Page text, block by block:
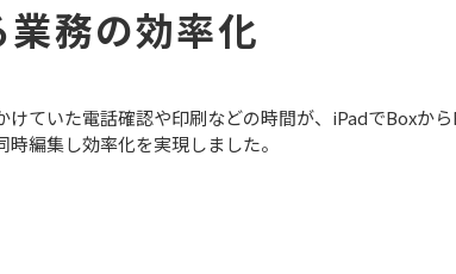
務の効率化
けていた電話確認や印刷などの時間が、iPadでBoxか
編集し効率化を実現しました。